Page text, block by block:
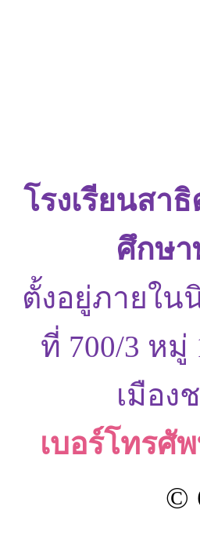
โรงเรียนสา
ศึกษ
ตั้งอยู่ภายใน
ที่ 700/3 ห
เมือง
เบอร์โทรศั
©